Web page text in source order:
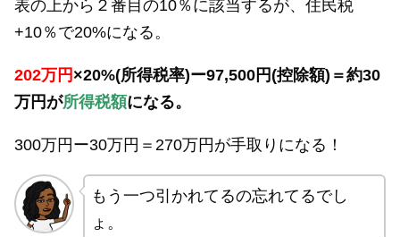
表の上から２番目の10％に該当するが、住民税
+10％で20%になる。
202万円 ×20%(所得税率)ー97,500円(控除額)＝約30
万円が所得税額になる。
300万円ー30万円＝270万円が手取りになる！
もう一つ引かれてるの忘れてるでし
ょ。